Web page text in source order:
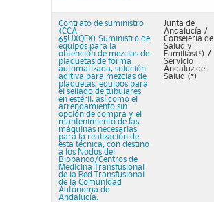
Contrato de suministro
(CCA.
65UXQFX).Suministro de
equipos para la
obtención de mezclas de
plaquetas de forma
automatizada, solución
aditiva para mezclas de
plaquetas, equipos para
el sellado de tubulares
en estéril, así como el
arrendamiento sin
opción de compra y el
mantenimiento de las
máquinas necesarias
para la realización de
esta técnica, con destino
a los Nodos del
Biobanco/Centros de
Medicina Transfusional
de la Red Transfusional
de la Comunidad
Autónoma de
Andalucía.
Junta de
Andalucía /
Consejería de
Salud y
Familias(*) /
Servicio
Andaluz de
Salud (*)